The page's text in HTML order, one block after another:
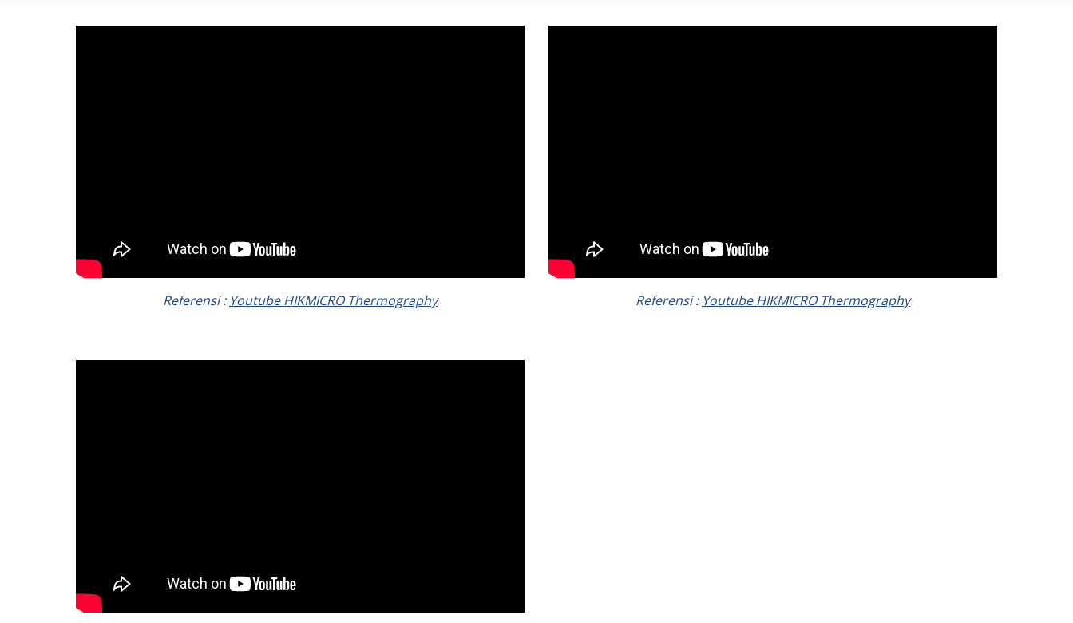
Referensi : Youtube HIKMICRO Thermography Referensi : Youtube HIKMICRO Thermography